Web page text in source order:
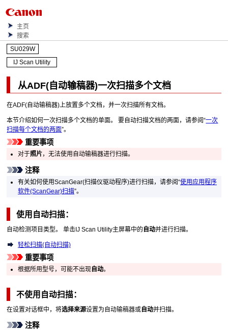
主页
搜索
SU029W
IJ Scan Utility
从ADF(自动输稿器)一次扫描多个文档
在ADF(自动输稿器)上放置多个文档，并一次扫描所有文档。
本节介绍如何一次扫描多个文档的单面。 要自动扫描文档的两面，请参阅“一次
扫描每个文档的两面”。
重要事项
对于照片，无法使用 自动输稿器进行扫描。
注释
有关如何使用ScanGear(扫描仪驱动程序)进行扫描，请参阅“使用应用程序
软件(ScanGear)扫描”。
使用自动扫描：
自动检测项目类型。 单击IJ Scan Utility主屏幕中的自动并进行扫描。
轻松扫描(自动扫描)
重要事项
根据所用型号，可能不出现自动。
不使用自动扫描：
在设置对话框中，将选择来源设置为 自动输稿器或自动并扫描。
注释